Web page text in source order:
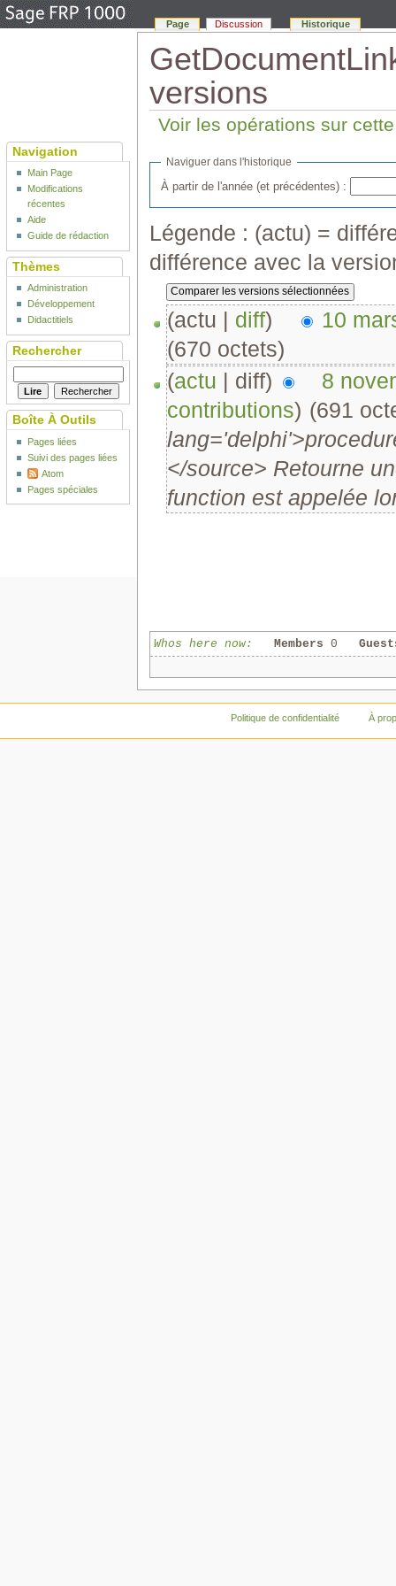
versions
Voir les opérations sur
Naviguer dans l'historique
À partir de l'année (et précédentes) :
Légende : (actu) =
différence avec la
(actu | diff)
10
(670 octets)
(actu | diff)
8
contributions) (691
</source> Retourne
function est appelée
Whos here now: Members 0
Page Discussion Historique
Navigation
Main Page
Modifications
récentes
Aide
Guide de rédaction
Thèmes
Administration
Développement
Didactitiels
Rechercher
Boîte À Outils
Pages liées
Suivi des pages liées
Atom
Pages spéciales
Politique de confidentialité À